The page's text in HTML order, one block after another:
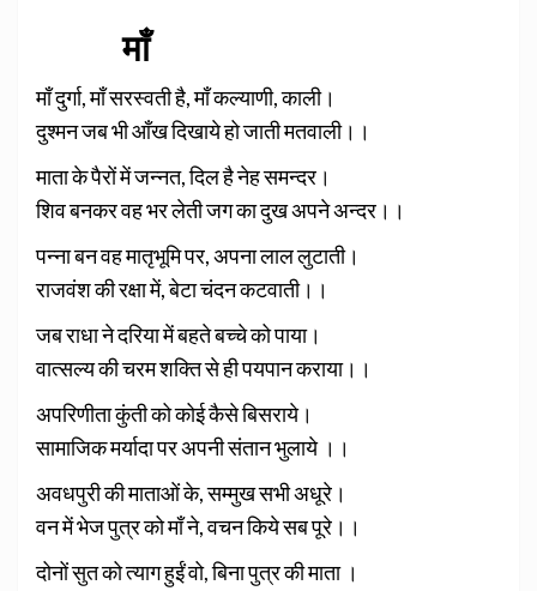
माँ
माँ दुर्गा, माँ सरस्वती है, माँ कल्याणी, काली।
दुश्मन जब भी आँख दिखाये हो जाती मतवाली।।
माता के पैरों में जन्नत, दिल है नेह समन्दर।
शिव बनकर वह भर लेती जग का दुख अपने अन्दर।।
पन्ना बन वह मातृभूमि पर, अपना लाल लुटाती।
राजवंश की रक्षा में, बेटा चंदन कटवाती।।
जब राधा ने दरिया में बहते बच्चे को पाया।
वात्सल्य की चरम शक्ति से ही पयपान कराया।।
अपरिणीता कुंती को कोई कैसे बिसराये।
सामाजिक मर्यादा पर अपनी संतान भुलाये ।।
अवधपुरी की माताओं के, सम्मुख सभी अधूरे।
वन में भेज पुत्र को माँ ने, वचन किये सब पूरे।।
दोनों सुत को त्याग हुईं वो, बिना पुत्र की माता ।